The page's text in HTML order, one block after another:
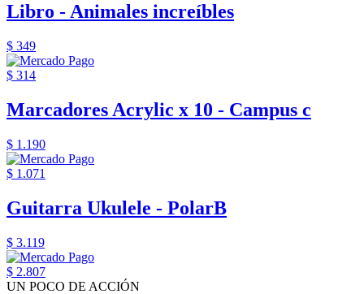
Libro - Animales increíbles
$ 349
$ 314
Marcadores Acrylic x 10 - Campus c
$ 1.190
$ 1.071
Guitarra Ukulele - PolarB
$ 3.119
$ 2.807
UN POCO DE ACCIÓN